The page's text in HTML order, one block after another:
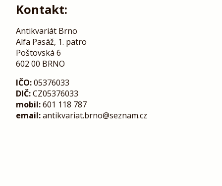
Kontakt:
Antikvariát Brno
Alfa Pasáž, 1. patro
Poštovská 6
602 00 BRNO
IČO:05376033
DIČ:CZ05376033
mobil:601 118 787
email:antikvariat.brno@seznam.cz